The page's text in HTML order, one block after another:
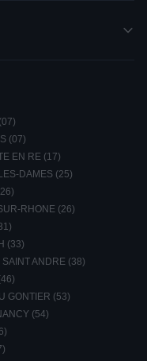
(07)
EN RE (17)
DAMES (25)
RHONE (26)
(33)
ANDRE (38)
GONTIER (53)
(54)